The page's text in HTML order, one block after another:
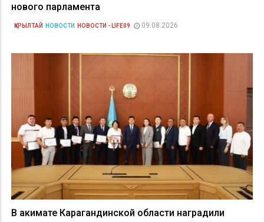
нового парламента
ҚҰРЫЛТАЙ НОВОСТИ НОВОСТИ - LIFE09 09.08.2026
В акимате Карагандинской области наградили